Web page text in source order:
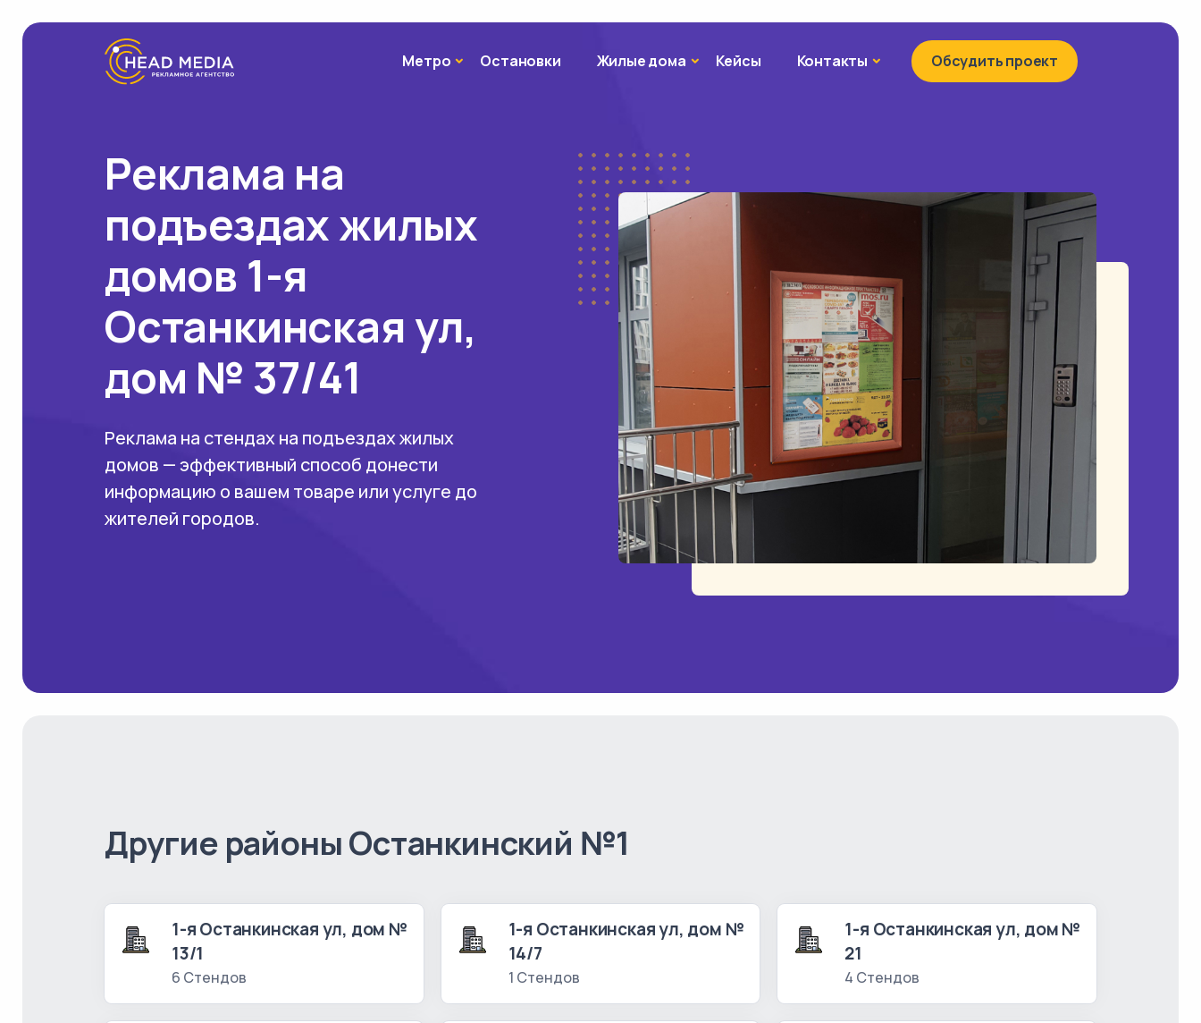
МетроМетроОстановки Жилые домаЖилые дома
Кейсы Контакты КонтактыОбсудить проект
Реклама на
подъездах жилых
домов 1-я
Останкинская ул,
дом № 37/41
Реклама на стендах на подъездах жилых
домов — эффективный способ донести
информацию о вашем товаре или услуге до
жителей городов.
Другие районы Останкинский №1
1-я Останкинская ул, дом №
13/1
6 Стендов
1-я Останкинская ул, дом №
14/7
1 Стендов
1-я Останкинская ул, дом №
21
4 Стендов